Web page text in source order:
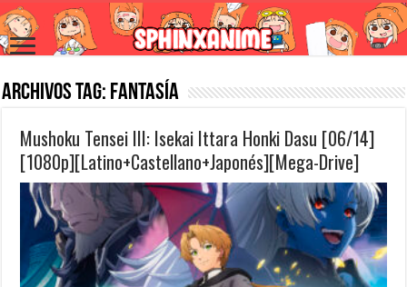
Archivos Tag: Fantasía
Mushoku Tensei III: Isekai Ittara Honki Dasu [06/14]
[1080p][Latino+Castellano+Japonés][Mega-Drive]